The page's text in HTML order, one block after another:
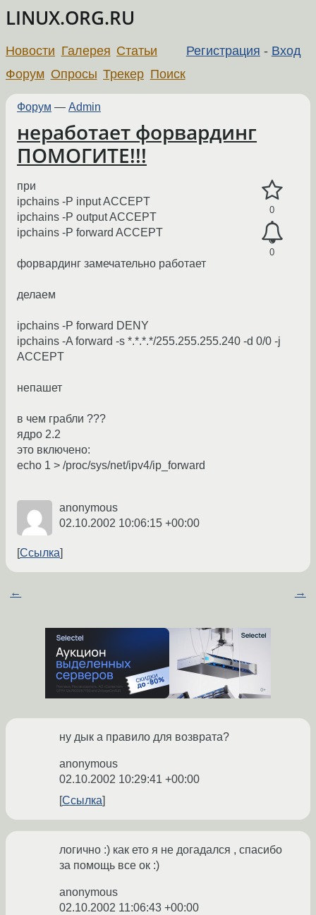
LINUX.ORG.RU
Регистрация - Вход
Новости Галерея Статьи
Форум Опросы Трекер Поиск
Форум — Admin
неработает форвардинг
ПОМОГИТЕ!!!
0
0
при
ipchains -P input ACCEPT
ipchains -P output ACCEPT
ipchains -P forward ACCEPT
форвардинг замечательно работает
делаем
ipchains -P forward DENY
ipchains -A forward -s *.*.*.*/255.255.255.240 -d 0/0 -j
ACCEPT
непашет
в чем грабли ???
ядро 2.2
это включено:
echo 1 > /proc/sys/net/ipv4/ip_forward
anonymous
02.10.2002 10:06:15 +00:00
Ссылка
← →
ну дык а правило для возврата?
anonymous
02.10.2002 10:29:41 +00:00
Ссылка
логично :) как ето я не догадался , спасибо
за помощь все ок :)
anonymous
02.10.2002 11:06:43 +00:00